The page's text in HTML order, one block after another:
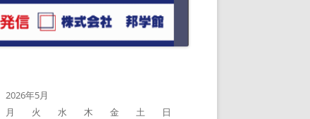
2026年5月
月
火 水 木 金 土
日